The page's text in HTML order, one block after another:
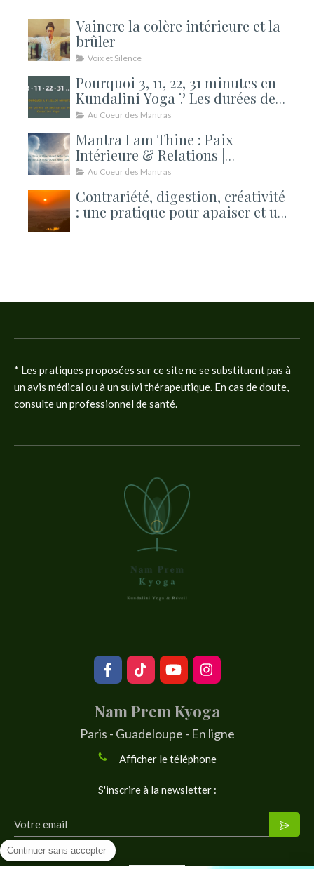
Vaincre la colère intérieure et la
brûler
Voix et Silence
Pourquoi 3, 11, 22, 31 minutes en
Kundalini Yoga ? Les durées de
méditation expliquées
Au Coeur des Mantras
Mantra I am Thine : Paix
Intérieure & Relations |
Kundalini
Au Coeur des Mantras
Contrariété, digestion, créativité
: une pratique pour apaiser et un
atelier pour ouvrir la rentrée
* Les pratiques proposées sur ce site ne se substituent pas à
un avis médical ou à un suivi thérapeutique. En cas de doute,
consulte un professionnel de santé.
Nam Prem Kyoga
Paris - Guadeloupe - En ligne
Afficher le téléphone
S'inscrire à la newsletter :
Votre email
Continuer sans accepter